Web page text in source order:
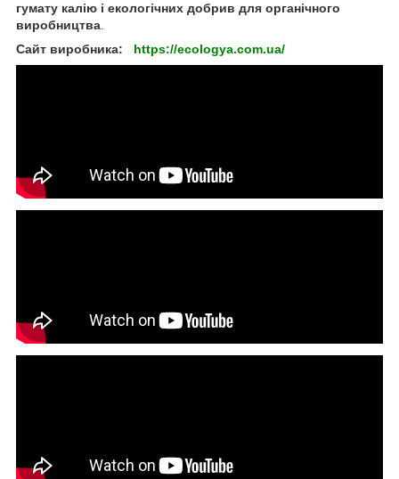
гумату калію і екологічних добрив для органічного
виробництва
Сайт виробника: https://ecologya.com.ua/